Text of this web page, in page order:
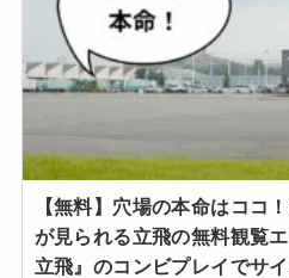
【無料】穴場の本命はココ
が見られる立飛の無料観覧
立飛』のコンビプレイでサ